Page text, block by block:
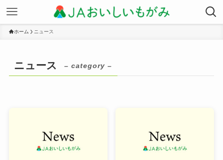
ホーム ニュース
ニュース – category –